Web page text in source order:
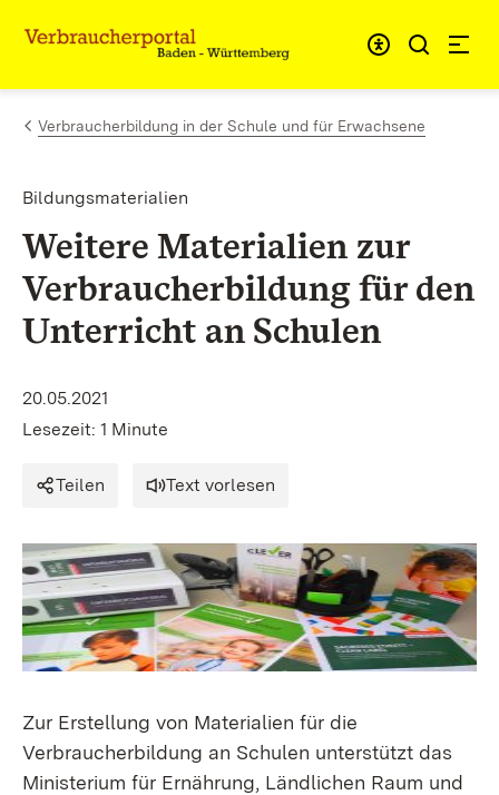
Zum Inhalt springen
Link zur Startseite
Verbraucherbildung in der Schule und für Erwachsene
Bildungsmaterialien
Weitere Materialien zur
Verbraucherbildung für den
Unterricht an Schulen
20.05.2021
Lesezeit: 1 Minute
Teilen Text vorlesen
Zur Erstellung von Materialien für die
Verbraucherbildung an Schulen unterstützt das
Ministerium für Ernährung, Ländlichen Raum und